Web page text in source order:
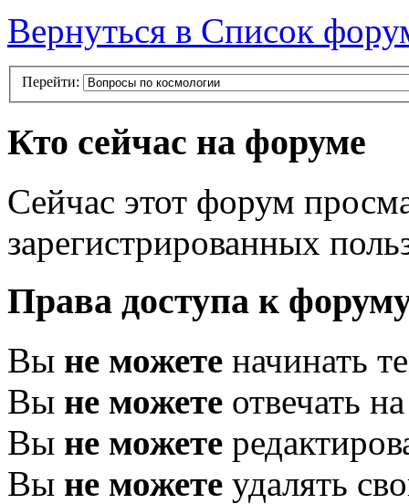
Вернуться в Список
Перейти:
Кто сейчас на форуме
Сейчас этот форум
зарегистрированных
Права доступа к
Вы не можете начинать
Вы не можете отвечать
Вы не можете
Вы не можете удалять